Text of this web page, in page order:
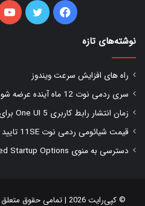
فیس توییتر
نوشته‌های تازه
راه های افزایش سرعت ویندوز
سری ردمی نوت 12 ماه آینده عرضه شود
زمان انتشار رابط کاربری One UI 5 برای گوشی‌های سامسونگ مشخص شد
قیمت شیائومی ردمی نوت 11SE تایید شد
دسترسی به منوی Advanced Startup Options ویندوز 11
© کپی‌رایت 2026 | تمامی حقوق متعلق است به